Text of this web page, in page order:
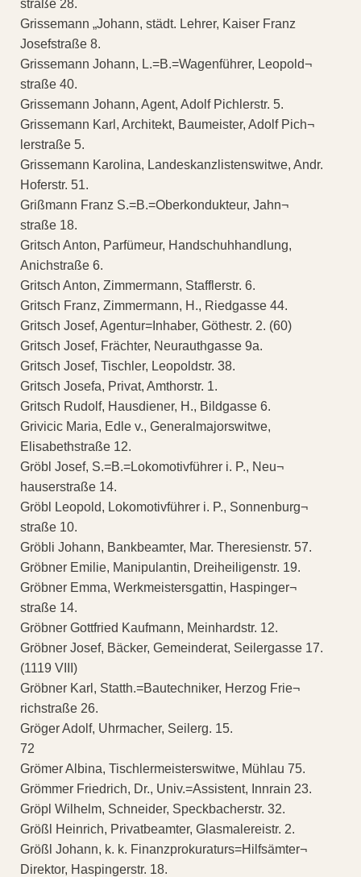
straße 28.
Grissemann „Johann, städt. Lehrer, Kaiser Franz
Josefstraße 8.
Grissemann Johann, L.=B.=Wagenführer, Leopold¬
straße 40.
Grissemann Johann, Agent, Adolf Pichlerstr. 5.
Grissemann Karl, Architekt, Baumeister, Adolf Pich¬
lerstraße 5.
Grissemann Karolina, Landeskanzlistenswitwe, Andr.
Hoferstr. 51.
Grißmann Franz S.=B.=Oberkondukteur, Jahn¬
straße 18.
Gritsch Anton, Parfümeur, Handschuhhandlung,
Anichstraße 6.
Gritsch Anton, Zimmermann, Stafflerstr. 6.
Gritsch Franz, Zimmermann, H., Riedgasse 44.
Gritsch Josef, Agentur=Inhaber, Göthestr. 2. (60)
Gritsch Josef, Frächter, Neurauthgasse 9a.
Gritsch Josef, Tischler, Leopoldstr. 38.
Gritsch Josefa, Privat, Amthorstr. 1.
Gritsch Rudolf, Hausdiener, H., Bildgasse 6.
Grivicic Maria, Edle v., Generalmajorswitwe,
Elisabethstraße 12.
Gröbl Josef, S.=B.=Lokomotivführer i. P., Neu¬
hauserstraße 14.
Gröbl Leopold, Lokomotivführer i. P., Sonnenburg¬
straße 10.
Gröbli Johann, Bankbeamter, Mar. Theresienstr. 57.
Gröbner Emilie, Manipulantin, Dreiheiligenstr. 19.
Gröbner Emma, Werkmeistersgattin, Haspinger¬
straße 14.
Gröbner Gottfried Kaufmann, Meinhardstr. 12.
Gröbner Josef, Bäcker, Gemeinderat, Seilergasse 17.
(1119 VIII)
Gröbner Karl, Statth.=Bautechniker, Herzog Frie¬
richstraße 26.
Gröger Adolf, Uhrmacher, Seilerg. 15.
72
Grömer Albina, Tischlermeisterswitwe, Mühlau 75.
Grömmer Friedrich, Dr., Univ.=Assistent, Innrain 23.
Gröpl Wilhelm, Schneider, Speckbacherstr. 32.
Größl Heinrich, Privatbeamter, Glasmalereistr. 2.
Größl Johann, k. k. Finanzprokuraturs=Hilfsämter¬
Direktor, Haspingerstr. 18.